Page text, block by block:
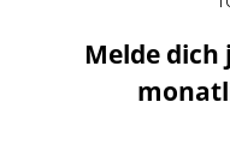
Melde